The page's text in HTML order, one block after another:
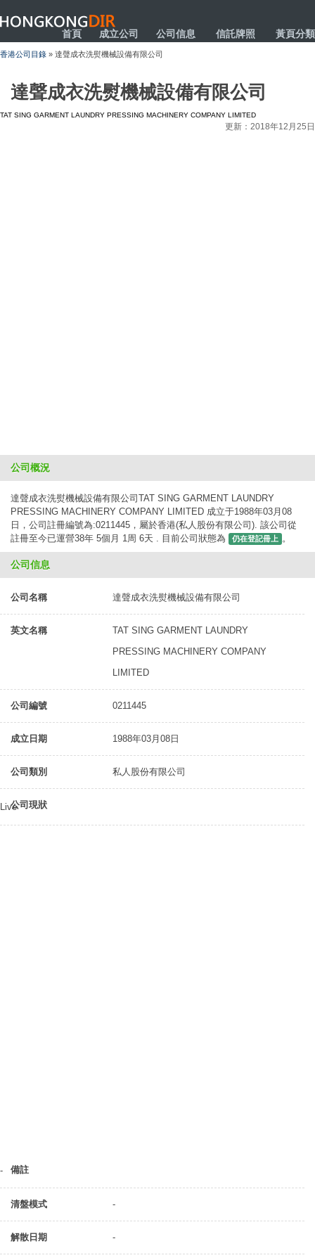
HONGKONGDIR
首頁 成立公司 公司信息 信託牌照 黃頁分類
香港公司目錄 » 達聲成衣洗熨機械設備有限公司
達聲成衣洗熨機械設備有限公司
TAT SING GARMENT LAUNDRY PRESSING MACHINERY COMPANY LIMITED
更新：2018年12月25日
公司概況
達聲成衣洗熨機械設備有限公司TAT SING GARMENT LAUNDRY
PRESSING MACHINERY COMPANY LIMITED 成立于1988年03月08
日，公司註冊編號為:0211445，屬於香港(私人股份有限公司). 該公司從
註冊至今已運營38年 5個月 1周 6天 . 目前公司狀態為
仍在登記冊上 。
公司信息
公司名稱 達聲成衣洗熨機械設備有限公司
英文名稱
TAT SING GARMENT LAUNDRY
PRESSING MACHINERY COMPANY
LIMITED
公司編號 0211445
成立日期 1988年03月08日
公司類別 私人股份有限公司
公司現狀
Live
備註
-
清盤模式 -
解散日期 -